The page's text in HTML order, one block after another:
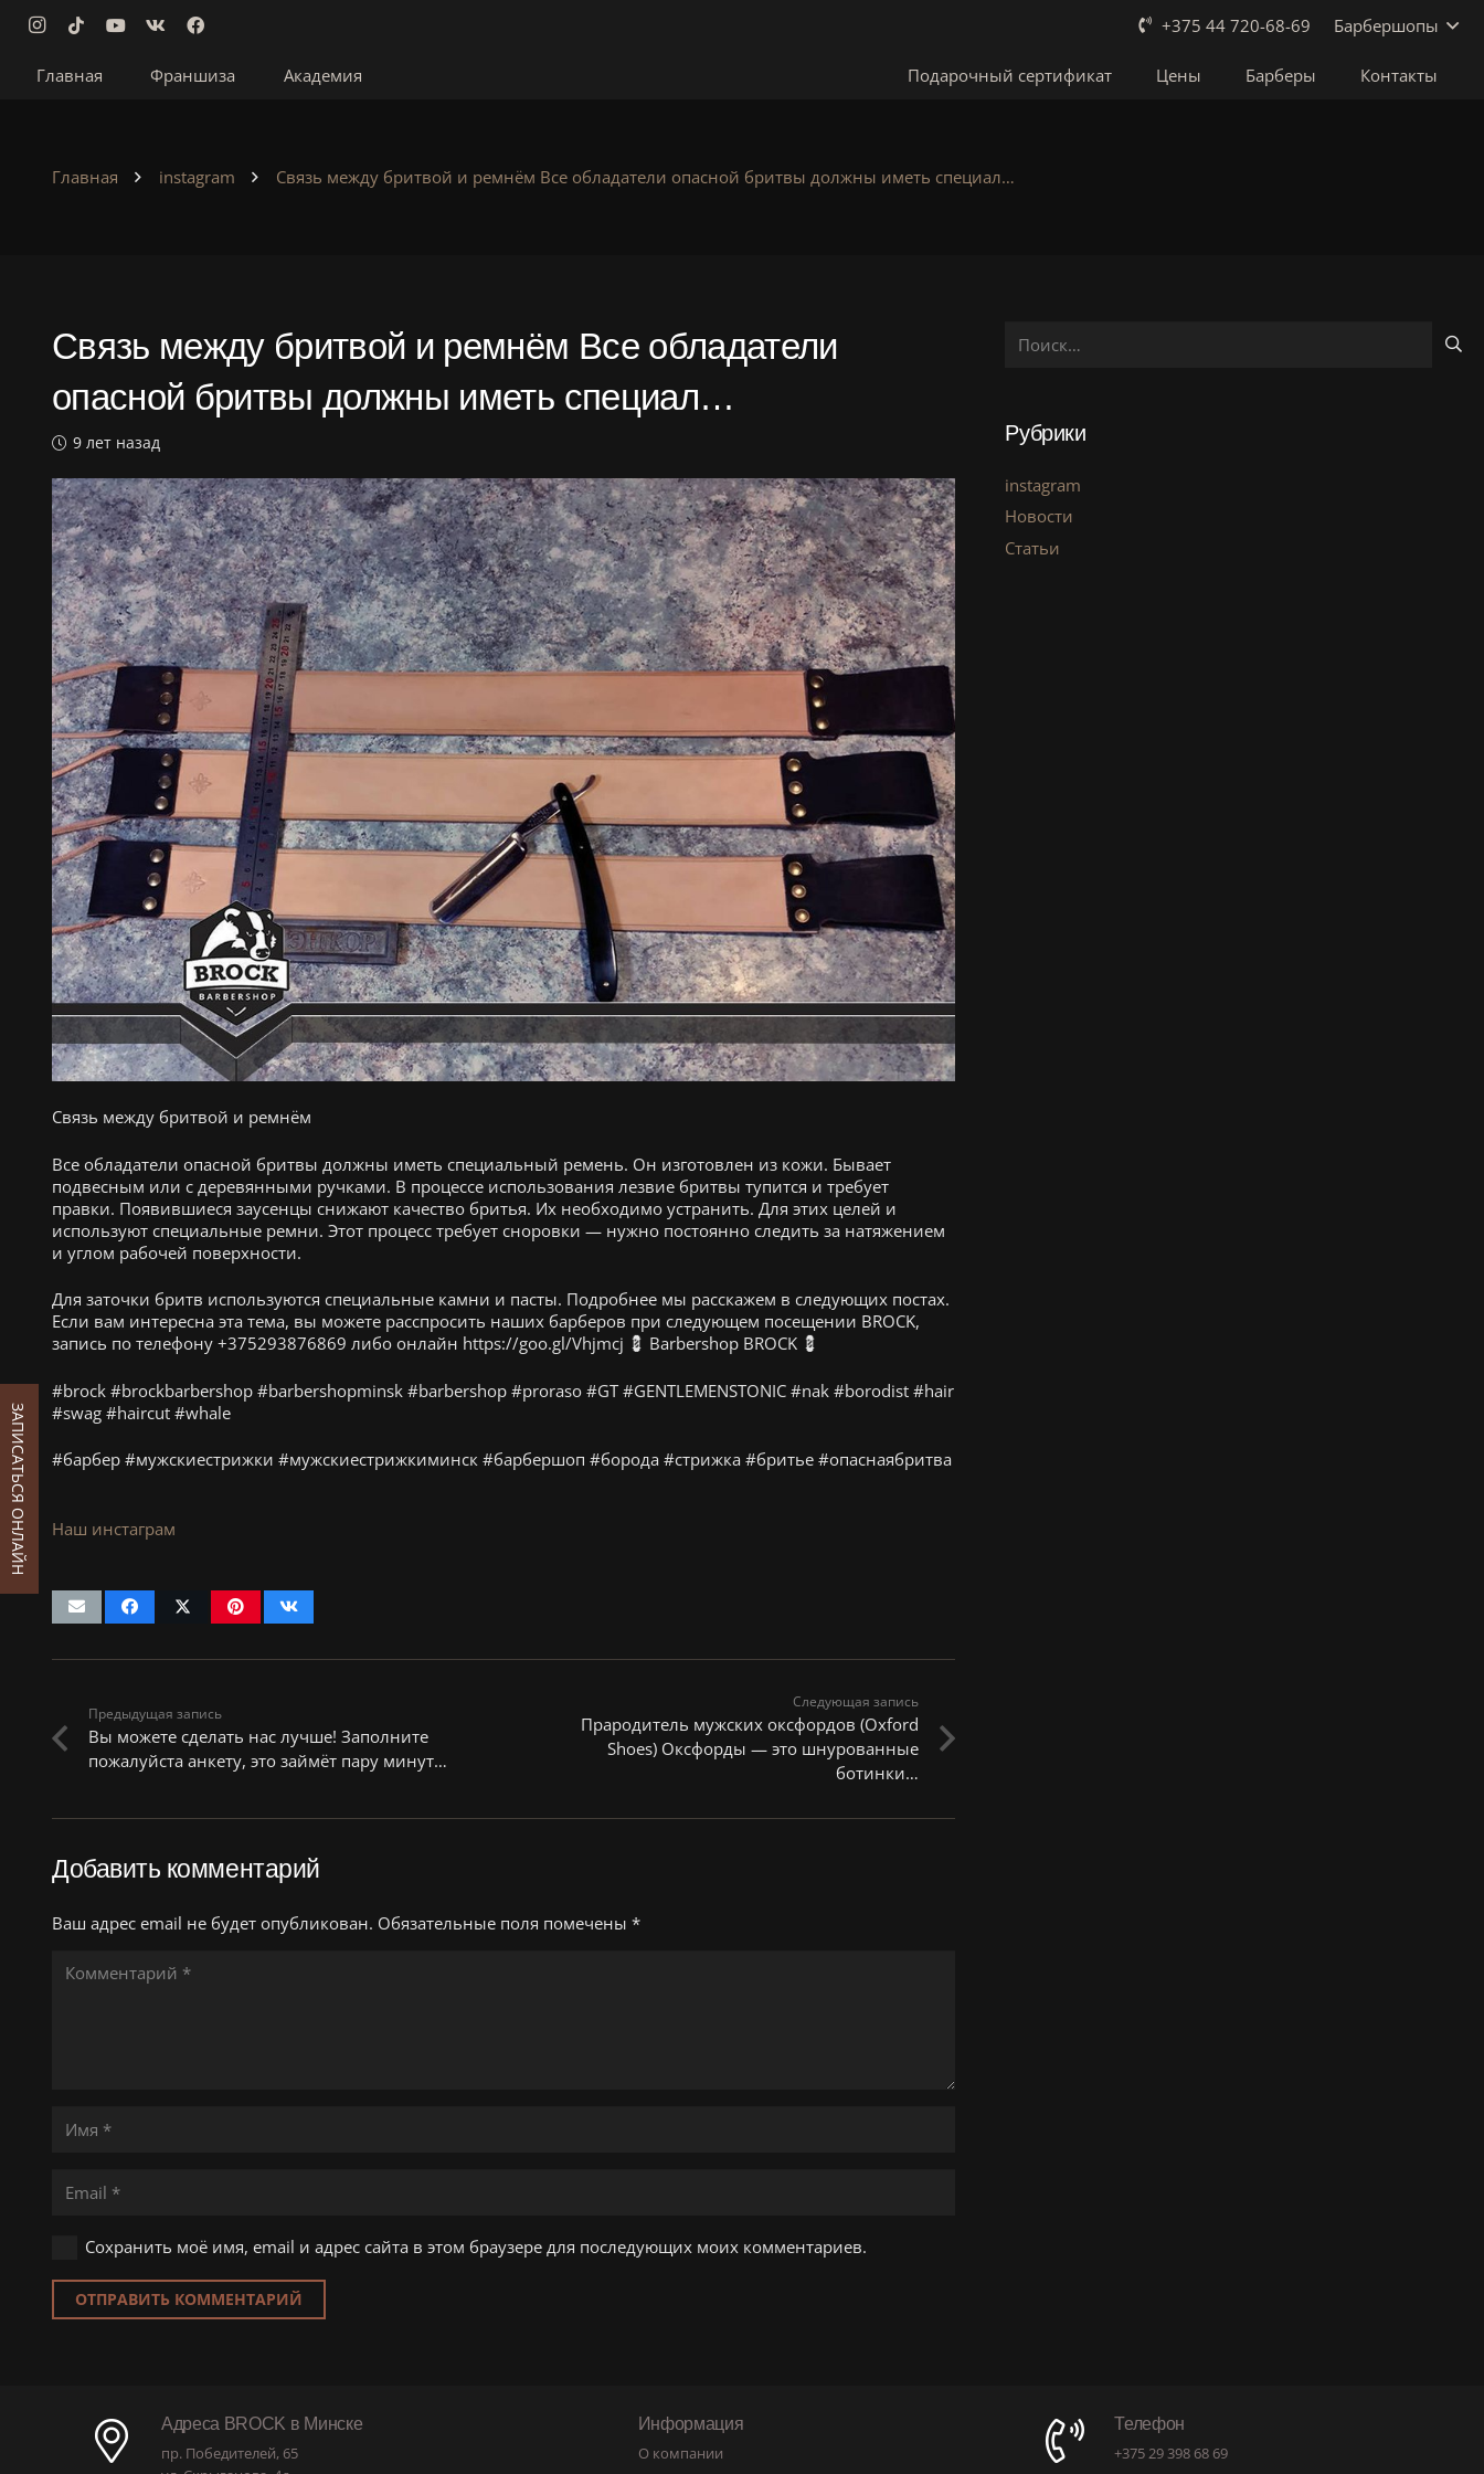
+375 44 720-68-69 Барбершопы
Главная Франшиза Академия Подарочный сертификат Цены Барберы Контакты
Главная instagram Связь между бритвой и ремнём Все обладатели опасной бритвы должны иметь специал…
Связь между бритвой и ремнём Все обладатели
опасной бритвы должны иметь специал…
9 лет назад
Связь между бритвой и ремнём
Все обладатели опасной бритвы должны иметь специальный ремень. Он изготовлен из кожи. Бывает
подвесным или с деревянными ручками. В процессе использования лезвие бритвы тупится и требует
правки. Появившиеся заусенцы снижают качество бритья. Их необходимо устранить. Для этих целей и
используют специальные ремни. Этот процесс требует сноровки — нужно постоянно следить за натяжением
и углом рабочей поверхности.
Для заточки бритв используются специальные камни и пасты. Подробнее мы расскажем в следующих постах.
Если вам интересна эта тема, вы можете расспросить наших барберов при следующем посещении BROCK,
запись по телефону +375293876869 либо онлайн https://goo.gl/Vhjmcj 💈 Barbershop BROCK 💈
#brock #brockbarbershop #barbershopminsk #barbershop #proraso #GT #GENTLEMENSTONIC #nak #borodist #hair
#swag #haircut #whale
#барбер #мужскиестрижки #мужскиестрижкиминск #барбершоп #борода #стрижка #бритье #опаснаябритва
Наш инстаграм
Предыдущая запись
Вы можете сделать нас лучше! Заполните
пожалуйста анкету, это займёт пару минут…
Следующая запись
Прародитель мужских оксфордов (Oxford
Shoes) Оксфорды — это шнурованные
ботинки…
Добавить комментарий
Ваш адрес email не будет опубликован. Обязательные поля помечены *
Сохранить моё имя, email и адрес сайта в этом браузере для последующих моих комментариев.
ОТПРАВИТЬ КОММЕНТАРИЙ
Рубрики
instagram
Новости
Статьи
Адреса BROCK в Минске
пр. Победителей, 65
Информация
О компании
Телефон
+375 29 398 68 69
ЗАПИСАТЬСЯ ОНЛАЙН